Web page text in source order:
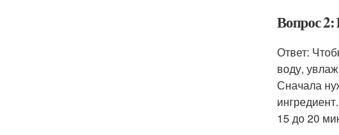
Вопрос 2:
Ответ:
воду,
Сначала
15 до 20